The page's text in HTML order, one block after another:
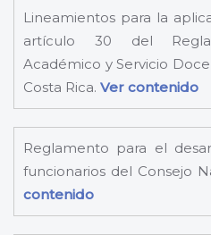
Lineamientos para la
artículo 30 del
Académico y Servicio
Costa Rica. Ver contenido
Reglamento para el
funcionarios del Consejo
contenido